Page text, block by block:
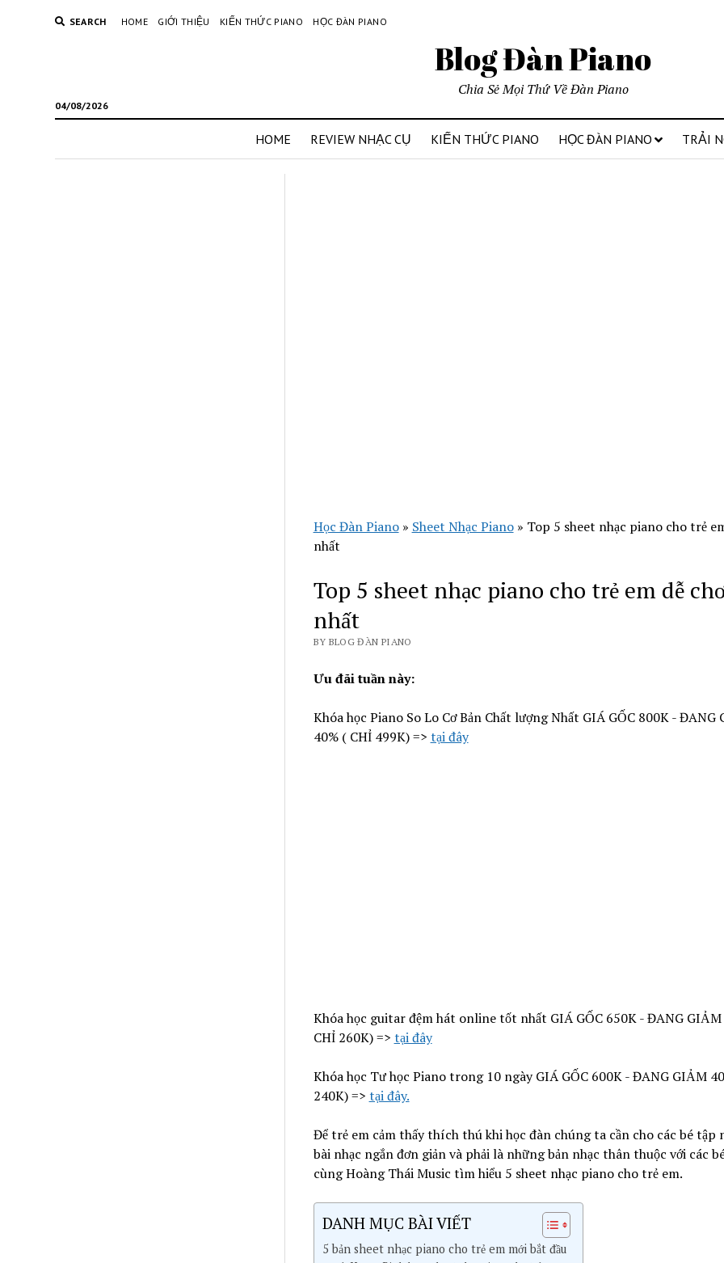
SEARCH HOME GIỚI THIỆU KIẾN THỨC PIANO HỌC ĐÀN PIANO
Blog Đàn Piano
04/08/2026
Chia Sẻ Mọi Thứ Về Đàn Piano
HOME REVIEW NHẠC CỤ KIẾN THỨC PIANO HỌC ĐÀN PIANO TRẢI
Học Đàn Piano» Sheet Nhạc Piano» Top 5 sheet nhạc piano cho trẻ
nhất
Top 5 sheet nhạc piano cho trẻ em dễ
nhất
BY BLOG ĐÀN PIANO
Ưu đãi tuần này:
Khóa học Piano So Lo Cơ Bản Chất lượng Nhất GIÁ GỐC 800K - ĐANG
40% ( CHỈ 499K) => tại đây
Khóa học guitar đệm hát online tốt nhất GIÁ GỐC 650K - ĐANG GIẢM
CHỈ 260K) => tại đây
Khóa học Tư học Piano trong 10 ngày GIÁ GỐC 600K - ĐANG GIẢM
240K) => tại đây.
Để trẻ em cảm thấy thích thú khi học đàn chúng ta cần cho các bé tập
bài nhạc ngắn đơn giản và phải là những bản nhạc thân thuộc với các
cùng Hoàng Thái Music tìm hiểu 5 sheet nhạc piano cho trẻ em.
DANH MỤC BÀI VIẾT
5 bản sheet nhạc piano cho trẻ em mới bắt đầu